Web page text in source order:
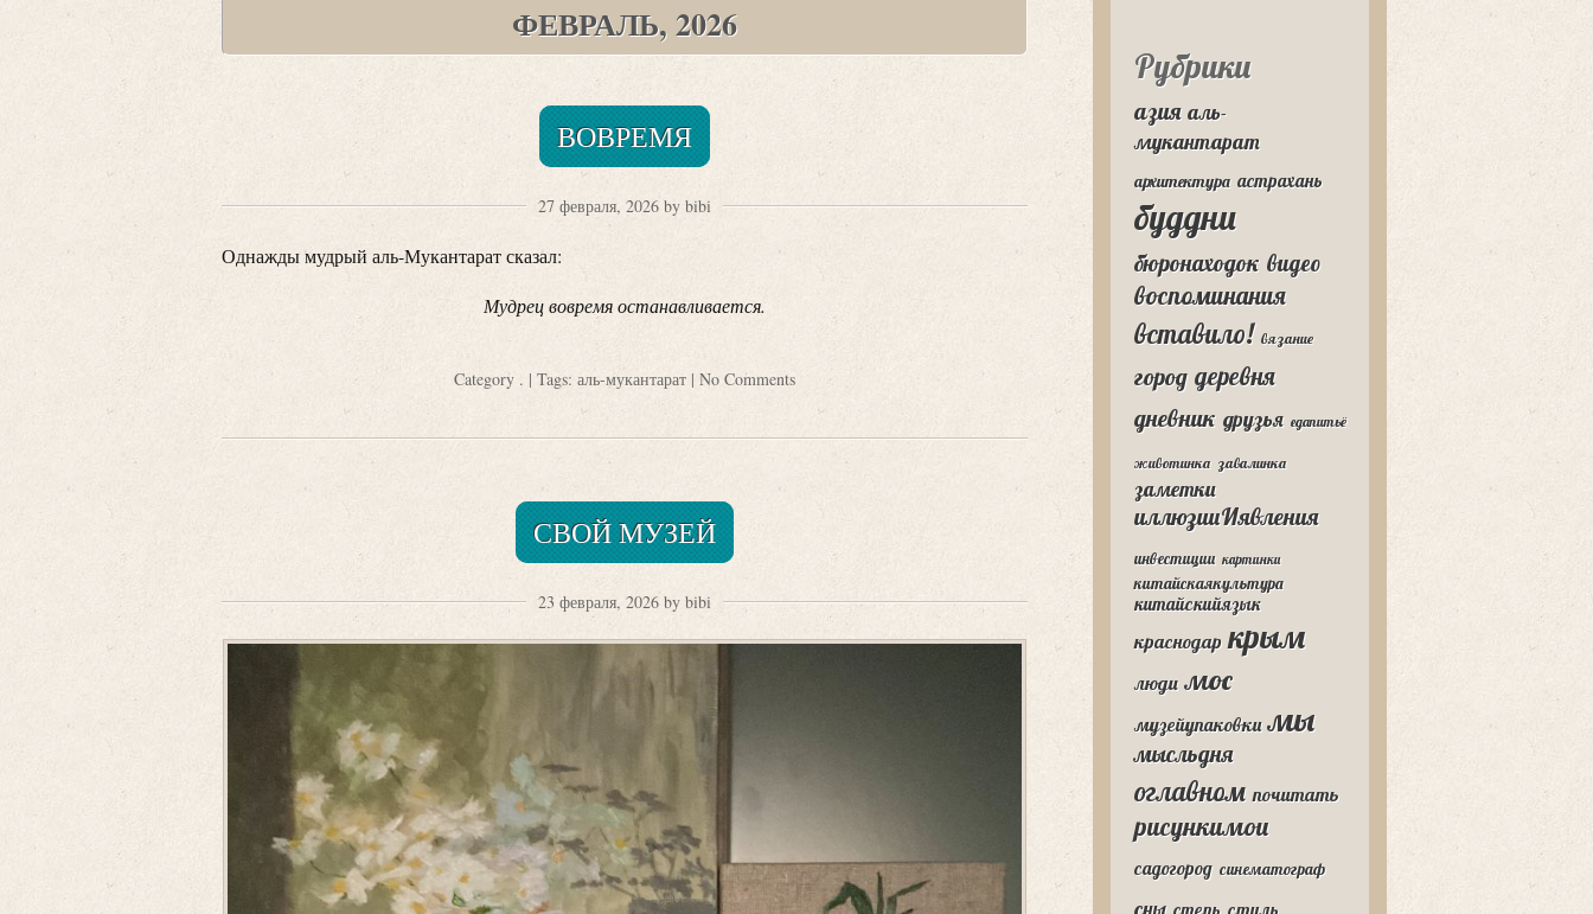
ФЕВРАЛЬ, 2026
ВОВРЕМЯ
27 февраля, 2026 by bibi
Однажды мудрый аль-Мукантарат сказал:
Мудрец вовремя останавливается.
Category . | Tags: аль-мукантарат | No Comments
СВОЙ МУЗЕЙ
23 февраля, 2026 by bibi
Рубрики
азия аль-
мукантарат
архитектура астрахань
буддни
бюронаходок видео
воспоминания
вставило! вязание
город деревня
дневник друзья едапитьё
животинка завалинка
заметки
иллюзииИявления
инвестиции картинки
китайскаякультура
китайскийязык
краснодар крым
люди мос
музейупаковки мы
мысльдня
оглавном почитать
рисункимои
садогород синематограф
сны